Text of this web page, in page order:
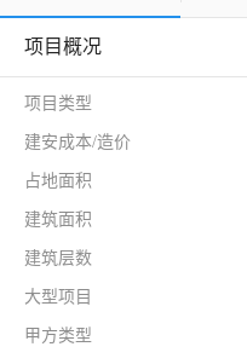
项目概况
项目类型
建安成本/造价
占地面积
建筑面积
建筑层数
大型项目
甲方类型